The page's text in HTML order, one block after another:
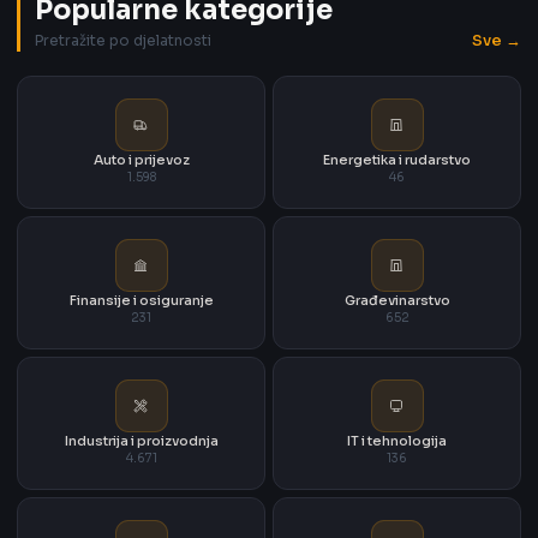
Popularne kategorije
Pretražite po djelatnosti Sve →
Auto i prijevoz
1.598
Energetika i rudarstvo
46
Finansije i osiguranje
231
Građevinarstvo
652
Industrija i proizvodnja
4.671
IT i tehnologija
136